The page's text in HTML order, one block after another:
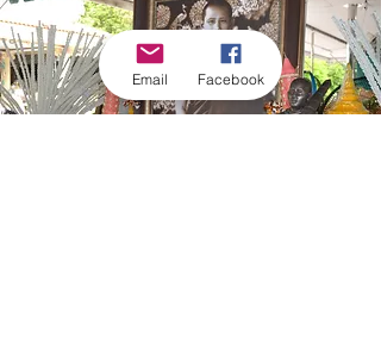
Email Facebook